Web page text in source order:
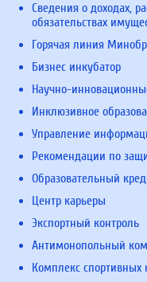
Сведения о доходах,
обязательствах
Горячая линия
Бизнес инкубатор
Научно-
Инклюзивное
Управление
Рекомендации по
Образовательный
Центр карьеры
Экспортный контроль
Антимонопольный
Комплекс спортивных